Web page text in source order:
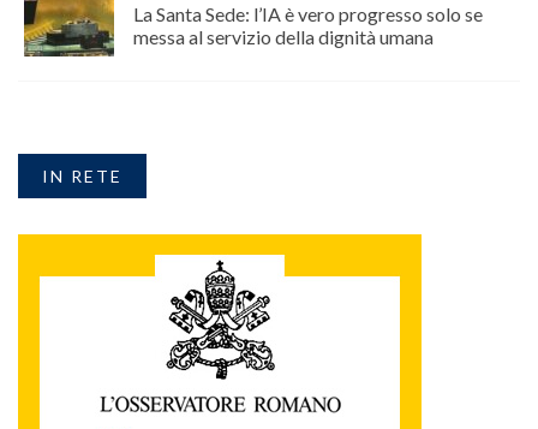
La Santa Sede: l’IA è vero progresso solo se
messa al servizio della dignità umana
IN RETE